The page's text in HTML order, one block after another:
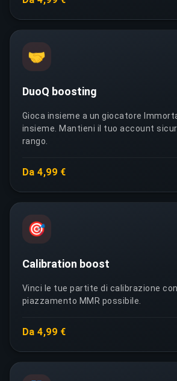
🤝
DuoQ boosting
Gioca insieme a un giocatore
insieme. Mantieni il tuo account
rango.
Da 4,99 €
🎯
Calibration boost
Vinci le tue partite di calibrazione
piazzamento MMR possibile.
Da 4,99 €